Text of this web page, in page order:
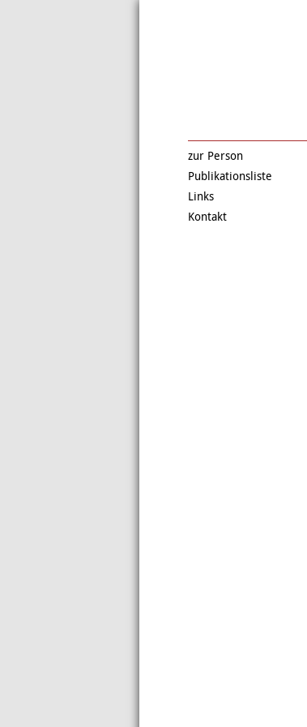
zur Person
Publikationsliste
Links
Kontakt